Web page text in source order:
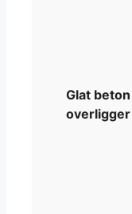
Glat beton
overligger